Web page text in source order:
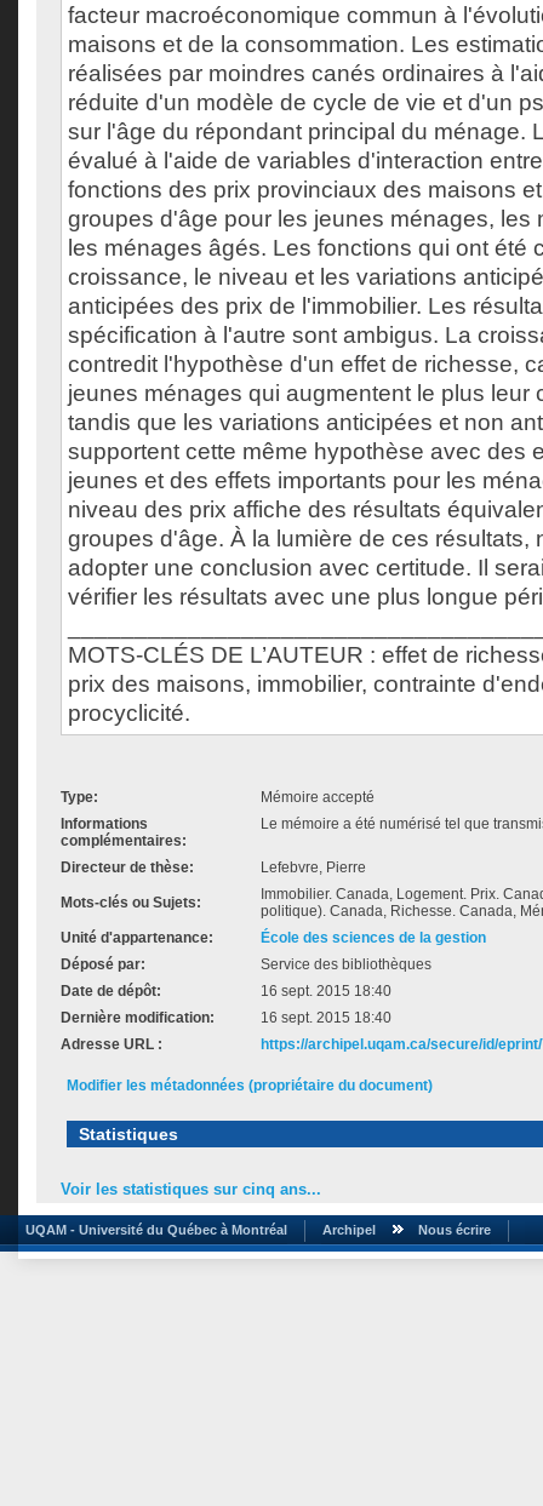
facteur macroéconomique commun à
maisons et de la consommation. Les
réalisées par moindres canés ordinaires à
réduite d'un modèle de cycle de vie et d'un
sur l'âge du répondant principal du ménage.
évalué à l'aide de variables d'interaction
fonctions des prix provinciaux des maisons
groupes d'âge pour les jeunes ménages, les
les ménages âgés. Les fonctions qui ont été
croissance, le niveau et les variations
anticipées des prix de l'immobilier. Les
spécification à l'autre sont ambigus. La
contredit l'hypothèse d'un effet de richesse,
jeunes ménages qui augmentent le plus leur
tandis que les variations anticipées et non
supportent cette même hypothèse avec des
jeunes et des effets importants pour les
niveau des prix affiche des résultats
groupes d'âge. À la lumière de ces résultats,
adopter une conclusion avec certitude. Il
vérifier les résultats avec une plus longue
MOTS-CLÉS DE L’AUTEUR : effet de
prix des maisons, immobilier, contrainte
procyclicité.
Type:
Mémoire accepté
Informations
complémentaires:
Le mémoire a été numérisé tel que
Directeur de thèse: Lefebvre, Pierre
Mots-clés ou Sujets:
Immobilier. Canada, Logement. Prix.
politique). Canada, Richesse. Canada,
Unité d'appartenance:
École des sciences de la gestion
Déposé par:
Service des bibliothèques
Date de dépôt:
16 sept. 2015 18:40
Dernière modification:
16 sept. 2015 18:40
Adresse URL :
https://archipel.uqam.ca/secure/id/
Modifier les métadonnées (propriétaire du document)
Statistiques
Voir les statistiques sur cinq ans...
UQAM - Université du Québec à Montréal Archipel Nous écrire